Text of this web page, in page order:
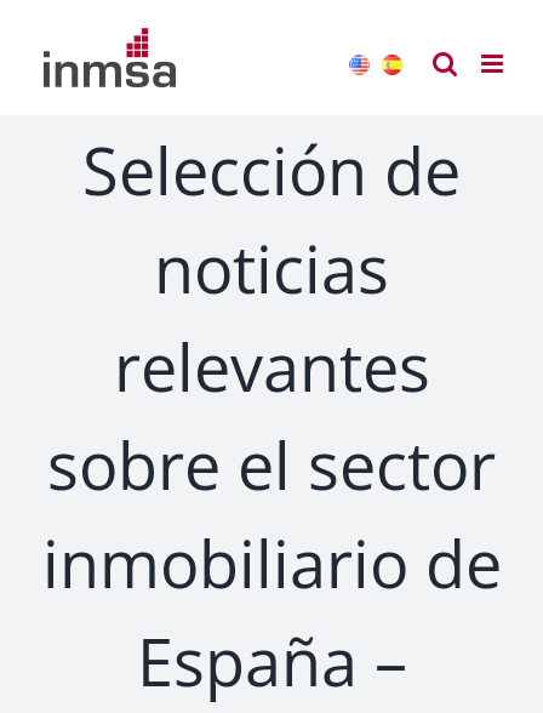
contenido
Selección de
noticias
relevantes
sobre el sector
inmobiliario de
España –